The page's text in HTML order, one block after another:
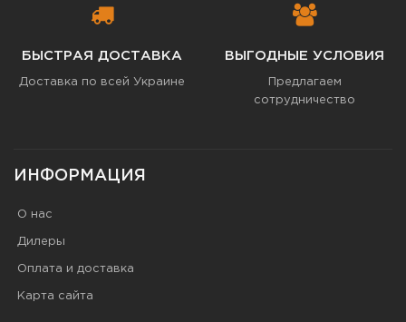
БЫСТРАЯ ДОСТАВКА
Доставка по всей Украине
ВЫГОДНЫЕ УСЛОВИЯ
Предлагаем
сотрудничество
ИНФОРМАЦИЯ
О нас
Дилеры
Оплата и доставка
Карта сайта